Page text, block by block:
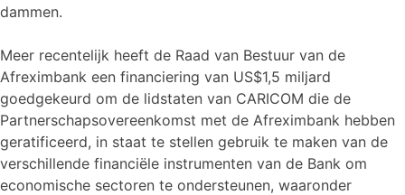
dammen.
Meer recentelijk heeft de Raad van Bestuur van de
Afreximbank een financiering van US$1,5 miljard
goedgekeurd om de lidstaten van CARICOM die de
Partnerschapsovereenkomst met de Afreximbank hebben
geratificeerd, in staat te stellen gebruik te maken van de
verschillende financiële instrumenten van de Bank om
economische sectoren te ondersteunen, waaronder